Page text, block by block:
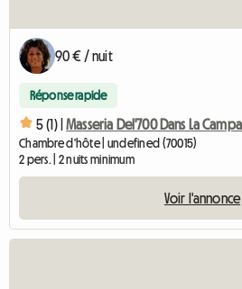
90 € / nuit
Réponse rapide
5 (1) |
Chambre d'hôte | undefined (70015)
2 pers. | 2 nuits minimum
Voir l'annonce